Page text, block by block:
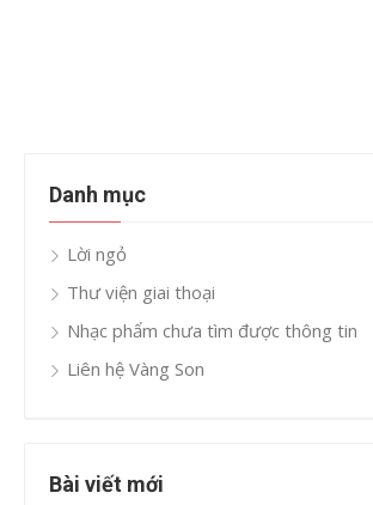
Danh mục
Lời ngỏ
Thư viện giai thoại
Nhạc phẩm chưa tìm được thông tin
Liên hệ Vàng Son
Bài viết mới